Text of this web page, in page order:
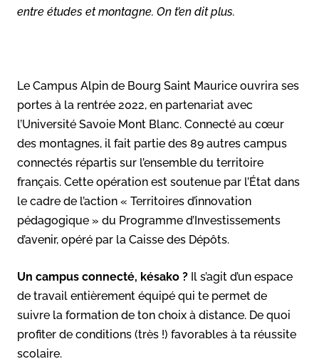
entre études et montagne. On t’en dit plus.
Le Campus Alpin de Bourg Saint Maurice ouvrira ses
portes à la rentrée 2022, en partenariat avec
l’Université Savoie Mont Blanc. Connecté au cœur
des montagnes, il fait partie des 89 autres campus
connectés répartis sur l’ensemble du territoire
français. Cette opération est soutenue par l’État dans
le cadre de l’action « Territoires d’innovation
pédagogique » du Programme d’Investissements
d’avenir, opéré par la Caisse des Dépôts.
Un campus connecté, késako ? Il s’agit d’un espace
de travail entièrement équipé qui te permet de
suivre la formation de ton choix à distance. De quoi
profiter de conditions (très !) favorables à ta réussite
scolaire.